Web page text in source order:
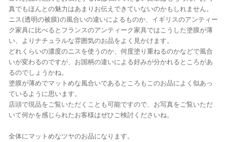
真でもほんとの魅力はあまりお伝えできていないのかもしれません。
ニス(透明の被膜)の風合いの違いによるものか、イギリスのアンティー
ク家具に比べるとフランスのアンティーク家具ではこうした塗膜が薄
い、よりナチュラルな雰囲気のお品をよく見かけます。
どれくらいの濃度のニスを使うのか、何度塗り重ねるのかなどで風合
いが変わるのですが、お国柄の違いによる好みが分かれるところがあ
るのでしょうかね。
塗膜が薄めでマットめな風合いであるところもこのお品によく似あっ
ているように思います。
店頭で現品をご覧いただくことも可能ですので、お写真をご覧いただ
いて何かを感じられたお客様はぜひご検討くださいね。
全体にマットめなツヤのお品になります。